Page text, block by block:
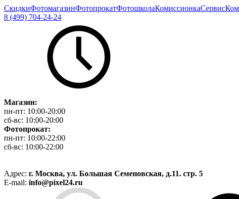
СкидкиФотомагазинФотопрокатФотошколаКомиссионкаСервис
8 (499) 704-24-24
Магазин:
пн-пт: 10:00-20:00
сб-вс: 10:00-20:00
Фотопрокат:
пн-пт: 10:00-22:00
сб-вс: 10:00-22:00
Адрес: г. Москва, ул. Большая Семеновская, д.11. стр. 5
E-mail: info@pixel24.ru